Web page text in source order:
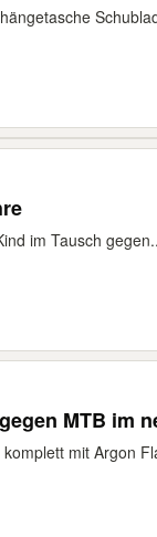
im Tausch
MTB im
mit Argon